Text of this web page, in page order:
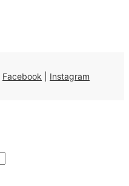
Facebook
Instagram